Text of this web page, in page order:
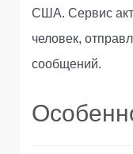
США. Сервис
человек,
сообщений.